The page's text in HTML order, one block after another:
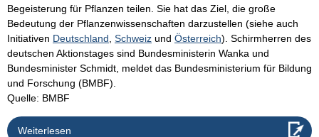
Begeisterung für Pflanzen teilen. Sie hat das Ziel, die große
Bedeutung der Pflanzenwissenschaften darzustellen (siehe auch
Initiativen Deutschland Schweiz und Österreich). Schirmherren des
deutschen Aktionstages sind Bundesministerin Wanka und
Bundesminister Schmidt, meldet das Bundesministerium für Bildung
und Forschung (BMBF).
Quelle: BMBF
Weiterlesen